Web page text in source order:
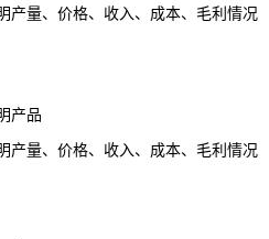
、价格、收入、成本、毛利情况
品
、价格、收入、成本、毛利情况